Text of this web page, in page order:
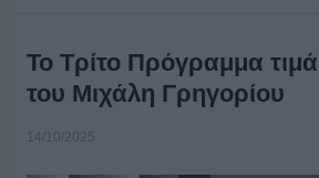
Το Τρίτο Πρόγραμμα
του Μιχάλη Γρηγορίου
14/10/2025